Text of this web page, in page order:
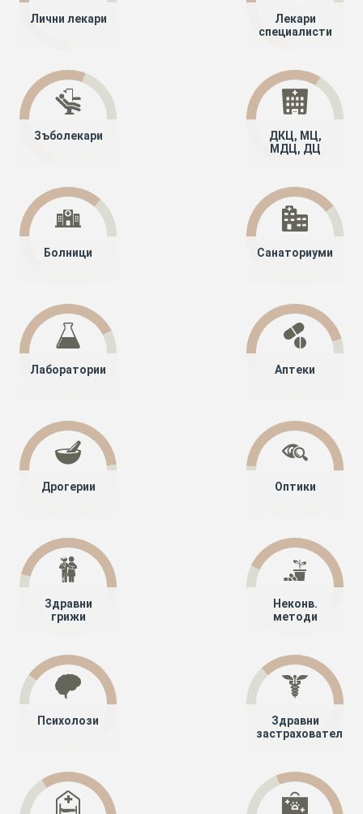
Лични лекари
Лекари
специалисти
Зъболекари
ДКЦ, МЦ,
МДЦ, ДЦ
Болници Санаториуми
Лаборатории Аптеки
Дрогерии Оптики
Здравни
грижи
Неконв.
методи
Психолози
Здравни
застрахователи